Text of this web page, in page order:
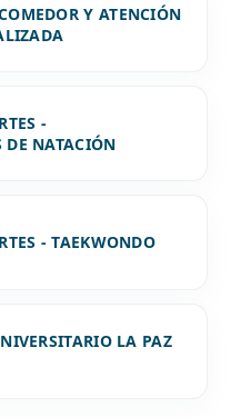
Y ATENCIÓN
-
DE NATACIÓN
- TAEKWONDO
LA PAZ